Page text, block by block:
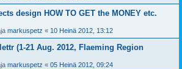
design HOW TO GET the MONEY etc.
markuspetz « 10 Heinä 2012, 13:12
(1-21 Aug. 2012, Flaeming Region
markuspetz « 05 Heinä 2012, 09:24